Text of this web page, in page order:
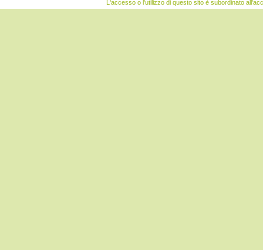
L'accesso o l'utilizzo di questo sito è subordinato